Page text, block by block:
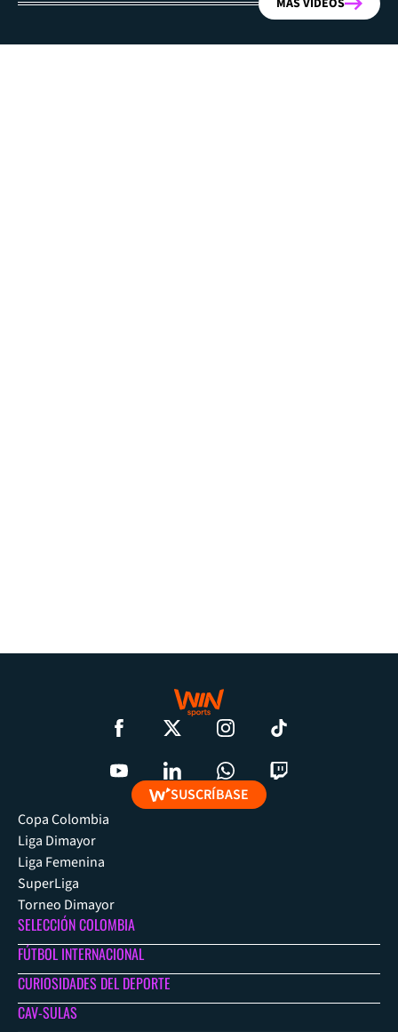
MÁS VIDEOS
SUSCRÍBASE
Copa Colombia
Liga Dimayor
Liga Femenina
SuperLiga
Torneo Dimayor
SELECCIÓN COLOMBIA
FÚTBOL INTERNACIONAL
CURIOSIDADES DEL DEPORTE
CAV-SULAS